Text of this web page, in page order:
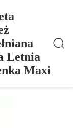
Letnia
Maxi
Sukienka M